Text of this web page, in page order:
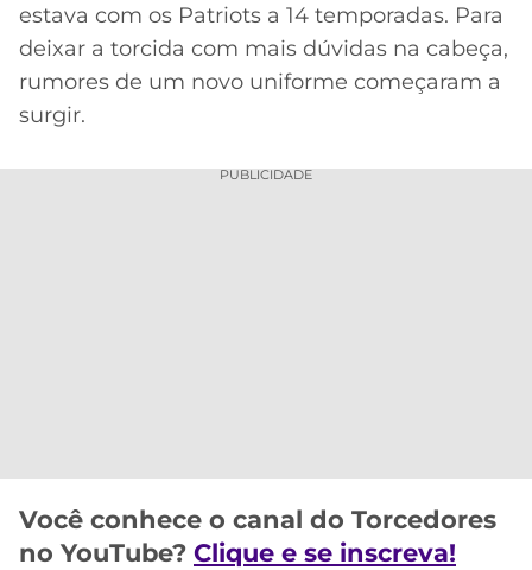
MELHORES
APPS
FLAMENGO
BOTAFOGO
CRUZEIRO
PREMIER
LEAGUE
AMERICANA
estava com os Patriots a 14 temporadas. Para
deixar a torcida com mais dúvidas na cabeça,
rumores de um novo uniforme começaram a
surgir.
PUBLICIDADE
Você conhece o canal do Torcedores
no YouTube? Clique e se inscreva!